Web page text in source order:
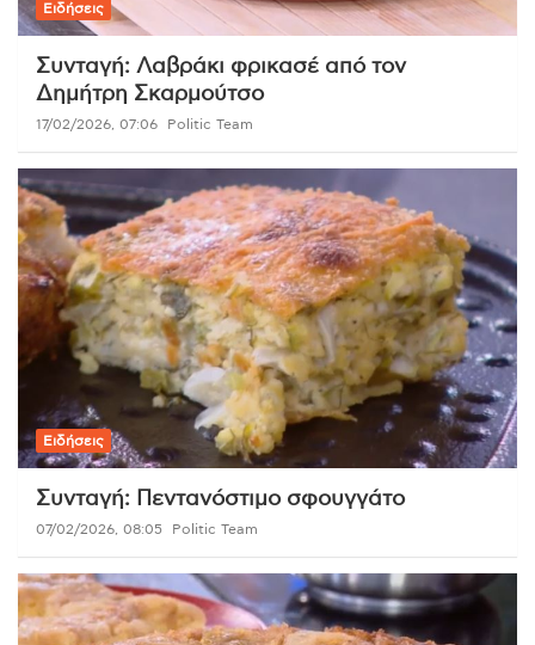
Ειδήσεις
Συνταγή: Λαβράκι φρικασέ από τον
Δημήτρη Σκαρμούτσο
17/02/2026, 07:06 Politic Team
Ειδήσεις
Συνταγή: Πεντανόστιμο σφουγγάτο
07/02/2026, 08:05 Politic Team